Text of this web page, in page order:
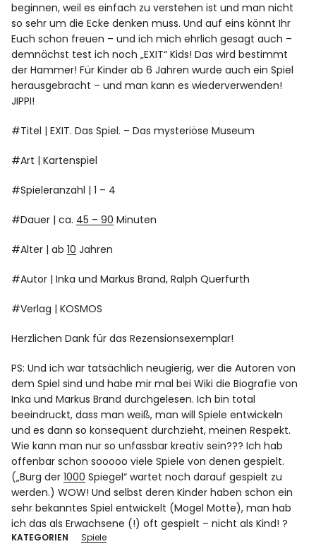
beginnen, weil es einfach zu verstehen ist und man nicht
so sehr um die Ecke denken muss. Und auf eins könnt Ihr
Euch schon freuen – und ich mich ehrlich gesagt auch –
demnächst test ich noch „EXIT“ Kids! Das wird bestimmt
der Hammer! Für Kinder ab 6 Jahren wurde auch ein Spiel
herausgebracht – und man kann es wiederverwenden!
JIPPI!
#Titel | EXIT. Das Spiel. – Das mysteriöse Museum
#Art | Kartenspiel
#Spieleranzahl | 1 – 4
#Dauer | ca. 45 – 90 Minuten
#Alter | ab10 Jahren
#Autor | Inka und Markus Brand, Ralph Querfurth
#Verlag | KOSMOS
Herzlichen Dank für das Rezensionsexemplar!
PS: Und ich war tatsächlich neugierig, wer die Autoren von
dem Spiel sind und habe mir mal bei Wiki die Biografie von
Inka und Markus Brand durchgelesen. Ich bin total
beeindruckt, dass man weiß, man will Spiele entwickeln
und es dann so konsequent durchzieht, meinen Respekt.
Wie kann man nur so unfassbar kreativ sein??? Ich hab
offenbar schon sooooo viele Spiele von denen gespielt.
(„Burg der1000 Spiegel“ wartet noch darauf gespielt zu
werden.) WOW! Und selbst deren Kinder haben schon ein
sehr bekanntes Spiel entwickelt (Mogel Motte), man hab
ich das als Erwachsene (!) oft gespielt – nicht als Kind! ?
KATEGORIEN Spiele